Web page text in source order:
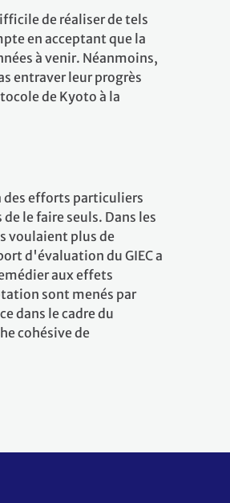
de réaliser de tels
en acceptant que la
à venir. Néanmoins,
entraver leur progrès
de Kyoto à la
des efforts particuliers
le faire seuls. Dans les
voulaient plus de
d'évaluation du GIEC a
aux effets
sont menés par
dans le cadre du
cohésive de